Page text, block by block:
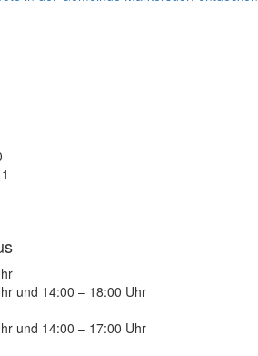
und 14:00 – 18:00 Uhr
und 14:00 – 17:00 Uhr